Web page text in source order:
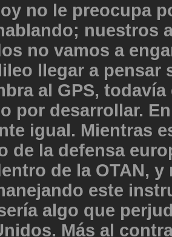
no le preocupa
nuestros
no vamos a
llegar a pensar
al GPS,
por desarrollar.
igual. Mientras
de la defensa
de la OTAN, y
este
algo que
Más al